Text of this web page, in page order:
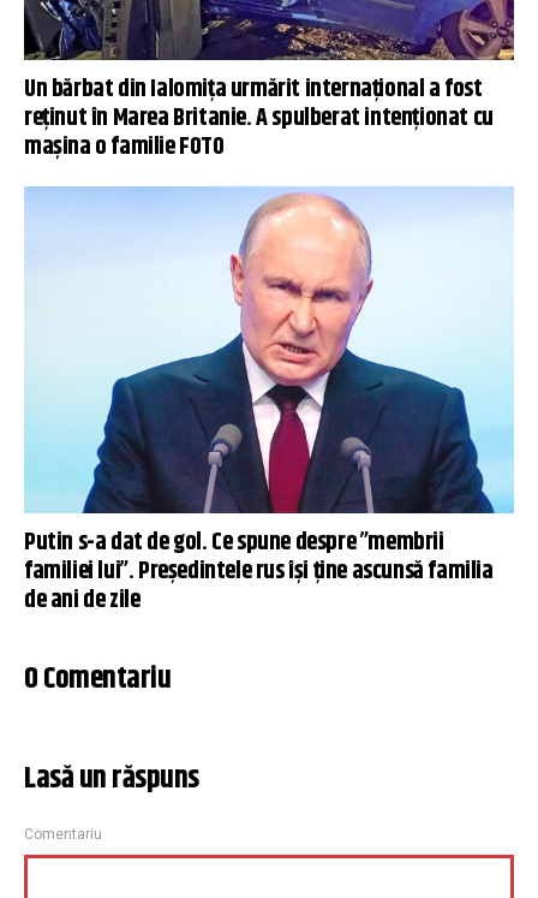
Un bărbat din Ialomiţa urmărit internaţional a fost
reţinut în Marea Britanie. A spulberat intenţionat cu
mașina o familie FOTO
Putin s-a dat de gol. Ce spune despre ”membrii
familiei lui”. Președintele rus își ține ascunsă familia
de ani de zile
0 Comentariu
Lasă un răspuns
Comentariu